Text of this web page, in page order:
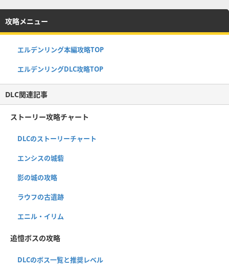
攻略メニュー
エルデンリング本編攻略TOP
エルデンリングDLC攻略TOP
DLC関連記事
ストーリー攻略チャート
DLCのストーリーチャート
エンシスの城砦
影の城の攻略
ラウフの古遺跡
エニル・イリム
追憶ボスの攻略
DLCのボス一覧と推奨レベル